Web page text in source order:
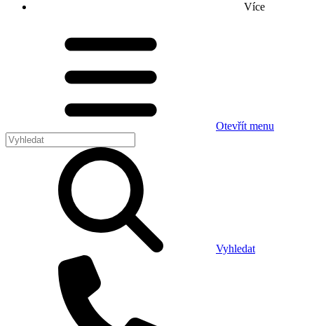
Více
Otevřít menu
Vyhledat